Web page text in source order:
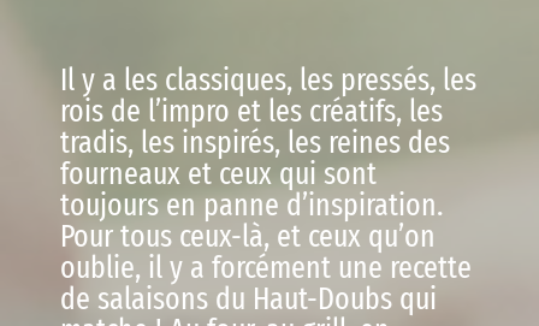
Il y a les classiques, les pressés, les
rois de l’impro et les créatifs, les
tradis, les inspirés, les reines des
fourneaux et ceux qui sont
toujours en panne d’inspiration.
Pour tous ceux-là, et ceux qu’on
oublie, il y a forcément une recette
de salaisons du Haut-Doubs qui